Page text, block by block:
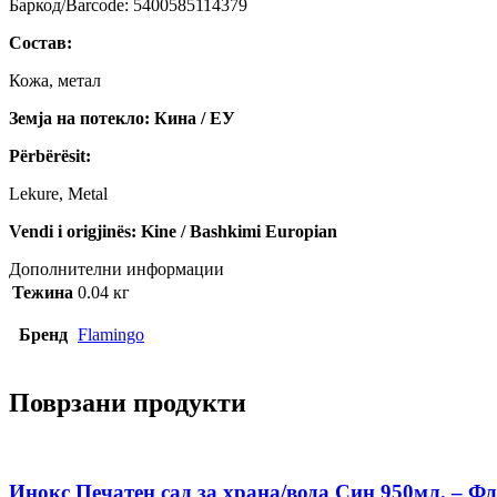
Баркод/Barcode: 5400585114379
Состав:
Кожа, метал
Земја на потекло: Кина / ЕУ
Përbërësit:
Lekure, Metal
Vendi i origjinës: Kine / Bashkimi Europian
Дополнителни информации
Тежина 0.04 кг
Бренд Flamingo
Поврзани продукти